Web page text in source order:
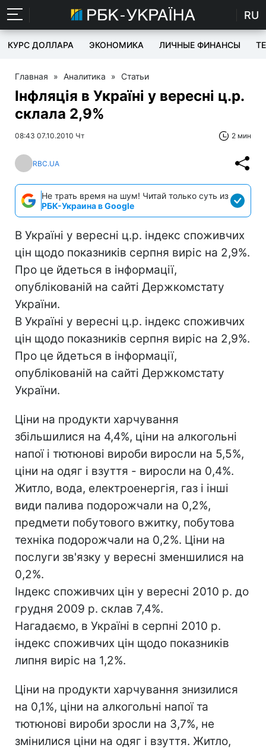
RU
КУРС ДОЛЛАРА ЭКОНОМИКА ЛИЧНЫЕ ФИНАНСЫ
Главная » Аналитика » Статьи
Інфляція в Україні у вересні ц.р.
склала 2,9%
08:43 07.10.2010 Чт 2 мин
RBC.UA
Не трать время на шум! Читай только суть из
РБК-Украина в Google
В Україні у вересні ц.р. індекс споживчих
цін щодо показників серпня виріс на 2,9%.
Про це йдеться в інформації,
опублікованій на сайті Держкомстату
України.
В Україні у вересні ц.р. індекс споживчих
цін щодо показників серпня виріс на 2,9%.
Про це йдеться в інформації,
опублікованій на сайті Держкомстату
України.
Ціни на продукти харчування
збільшилися на 4,4%, ціни на алкогольні
напої і тютюнові вироби виросли на 5,5%,
ціни на одяг і взуття - виросли на 0,4%.
Житло, вода, електроенергія, газ і інші
види палива подорожчали на 0,2%,
предмети побутового вжитку, побутова
техніка подорожчали на 0,2%. Ціни на
послуги зв'язку у вересні зменшилися на
0,2%.
Індекс споживчих цін у вересні 2010 р. до
грудня 2009 р. склав 7,4%.
Нагадаємо, в Україні в серпні 2010 р.
індекс споживчих цін щодо показників
липня виріс на 1,2%.
Ціни на продукти харчування знизилися
на 0,1%, ціни на алкогольні напої та
тютюнові вироби зросли на 3,7%, не
змінилися ціни на одяг і взуття. Житло,